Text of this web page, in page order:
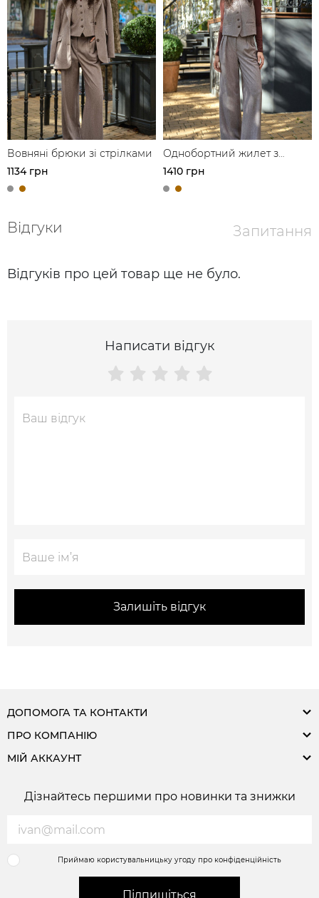
Вовняні брюки зі стрілками
1134 грн
Однобортний жилет з
вовни
1410 грн
Відгуки Запитання
Відгуків про цей товар ще не було.
Написати відгук
Залишіть відгук
ДОПОМОГА ТА КОНТАКТИ
ПРО КОМПАНІЮ
МІЙ АККАУНТ
Дізнайтесь першими про новинки та знижки
Приймаю користувальницьку угоду про конфіденційність
Підпишіться